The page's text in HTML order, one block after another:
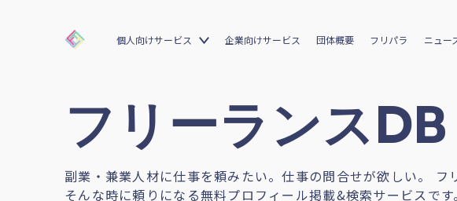
個人向けサービス 企業向けサービス 団体概要 フリパラ ニュー
フリーランスDB
副業・兼業人材に仕事を頼みたい。仕事の問合せが欲しい。 フ
そんな時に頼りになる無料プロフィール掲載&検索サービスです。